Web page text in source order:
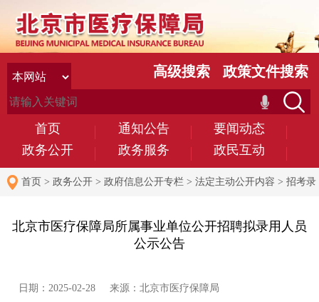
首页 通知公告
要闻动态
政务公开
政务服务 政民互动
高级搜索 政策文件搜索
首页 > 政务公开 > 政府信息公开专栏 > 法定主动公开内容 > 招考录
北京市医疗保障局所属事业单位公开招聘拟录用人员
公示公告
日期：2025-02-28 来源：北京市医疗保障局